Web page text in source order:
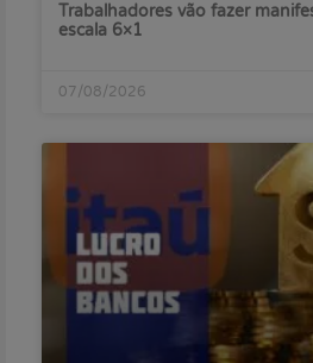
Trabalhadores vão fazer
escala 6×1
07/08/2026